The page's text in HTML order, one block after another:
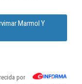
Marmol Y
por